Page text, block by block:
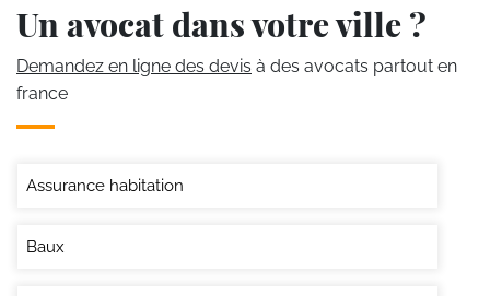
Un avocat dans votre ville ?
Demandez en ligne des devis à des avocats partout en
france
Assurance habitation
Baux